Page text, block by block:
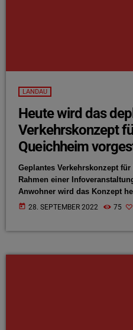
LANDAU
Heute wird das
Verkehrskonzept
Queichheim
Geplantes Verkehrskonzept
Rahmen einer
Anwohner wird das Konzept
Dorfplatz von
today 28. SEPTEMBER 2022 75